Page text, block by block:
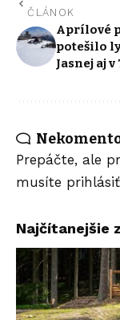
ČLÁNOK
Aprílové
potešilo
Jasnej aj
Prepáčte, ale
musíte prihlásiť
Najčítanejšie